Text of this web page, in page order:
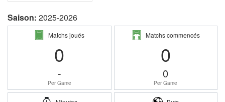
Saison: 2025-2026
Matchs joués
0
-
Per Game
Matchs commencés
0
0
Per Game